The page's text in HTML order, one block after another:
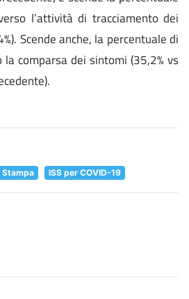
l’attività di tracciamento dei
Scende anche, la percentuale di
comparsa dei sintomi (35,2% vs
Stampa ISS per COVID-19